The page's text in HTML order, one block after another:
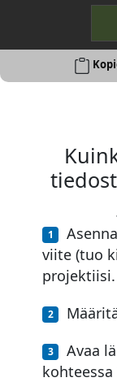
viite (tuo
projektiisi.
Avaa